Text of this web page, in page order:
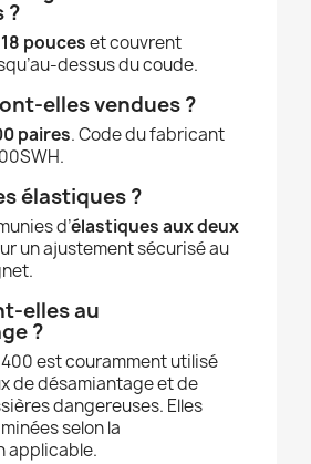
?
18 pouceset couvrent
dessus du coude.
elles vendues ?
paires. Code du fabricant
élastiques ?
d’élastiques aux deux
un ajustement sécurisé au
elles au
?
est couramment utilisé
de désamiantage et de
dangereuses. Elles
selon la
applicable.